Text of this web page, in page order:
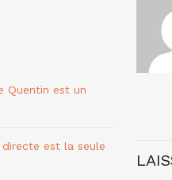
Quentin est un
est la seule